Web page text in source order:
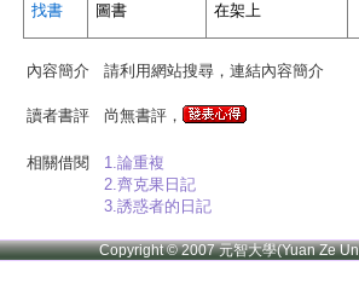
找書 圖書 在架上
內容簡介 請利用網站搜尋，連結內容簡介
讀者書評 尚無書評，
相關借閱
1.論重複
2.齊克果日記
3.誘惑者的日記
Copyright © 2007 元智大學(Yuan Ze